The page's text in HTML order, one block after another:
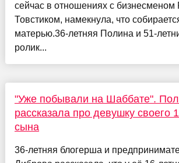
сейчас в отношениях с
Товстиком, намекнула, что
матерью.36-летняя Полина и 51-
ролик...
"Уже побывали на Шаббате".
рассказала про девушку своего
сына
36-летняя блогерша и